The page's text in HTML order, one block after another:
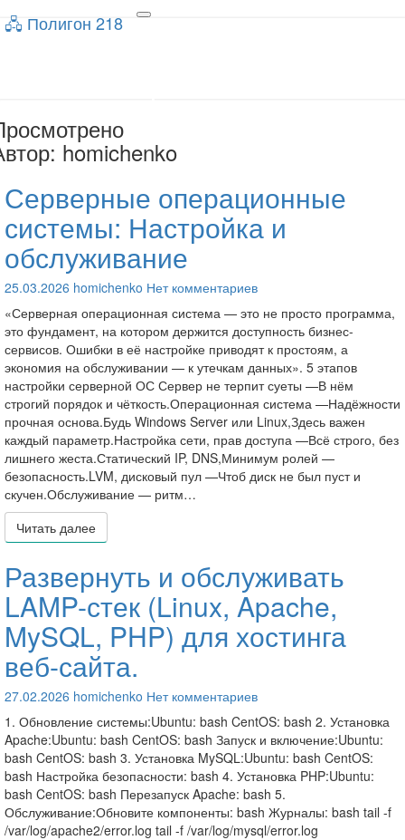
Toggle
🖧 Полигон 218
🖧 Полигон 218
homichenko
Серверные
операционные
системы:
Настройка
и
обслуживание
Серверные операционные
системы: Настройка и
обслуживание
25.03.2026 homichenko Комментарии
Нет комментариев
«Серверная операционная система — это не просто программа,
это фундамент, на котором держится доступность бизнес-
сервисов. Ошибки в её настройке приводят к простоям, а
экономия на обслуживании — к утечкам данных». 5 этапов
настройки серверной ОС Сервер не терпит суеты —В нём
строгий порядок и чёткость.Операционная система —Надёжности
прочная основа.Будь Windows Server или Linux,Здесь важен
каждый параметр.Настройка сети, прав доступа —Всё строго, без
лишнего жеста.Статический IP, DNS,Минимум ролей —
безопасность.LVM, дисковый пул —Чтоб диск не был пуст и
скучен.Обслуживание — ритм…
Читать далееЧитать далее
Развернуть
и
обслуживать
LAMP-
стек
(Linux,
Apache,
MySQL,
PHP)
для
хостинга
веб-
сайта.
Развернуть и обслуживать
LAMP-стек (Linux, Apache,
MySQL, PHP) для хостинга
веб-сайта.
27.02.2026 homichenko Комментарии
Нет комментариев
1. Обновление системы:Ubuntu: bash CentOS: bash 2. Установка
Apache:Ubuntu: bash CentOS: bash Запуск и включение:Ubuntu:
bash CentOS: bash 3. Установка MySQL:Ubuntu: bash CentOS:
bash Настройка безопасности: bash 4. Установка PHP:Ubuntu:
bash CentOS: bash Перезапуск Apache: bash 5.
Обслуживание:Обновите компоненты: bash Журналы: bash tail -f
/var/log/apache2/error.log tail -f /var/log/mysql/error.log